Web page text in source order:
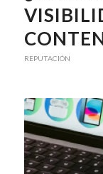
REPUTACIÓN